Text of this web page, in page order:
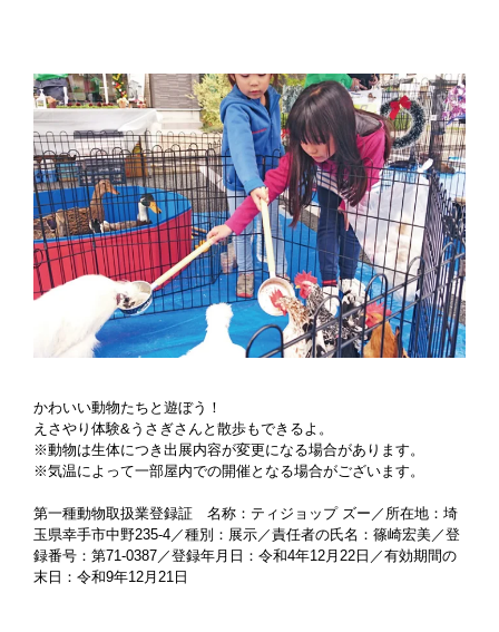
かわいい動物たちと遊ぼう！
えさやり体験&うさぎさんと散歩もできるよ。
※動物は生体につき出展内容が変更になる場合があります。
※気温によって一部屋内での開催となる場合がございます。
第一種動物取扱業登録証 名称：ティジョップ ズー／所在地：埼
玉県幸手市中野235‐4／種別：展示／責任者の氏名：篠崎宏美／登
録番号：第71‐0387／登録年月日：令和4年12月22日／有効期間の
末日：令和9年12月21日